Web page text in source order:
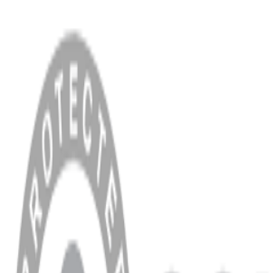
MENÜ
Anasayfa
Hakkımızda
Blog
MÜŞTERİ HİZMETLERİ
Hesabım
Sipariş Sorgulama
Banka Hesap Bilgileri